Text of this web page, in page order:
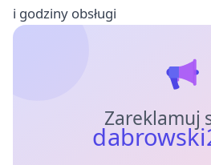
i godziny obsługi
Zareklamuj